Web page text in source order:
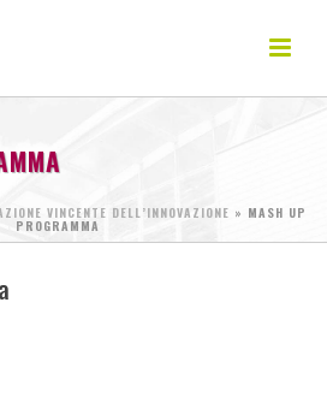
VINCENTE DELL’INNOVAZIONE » MASH UP
PROGRAMMA